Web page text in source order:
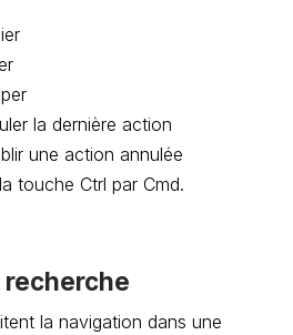
la dernière action
une action annulée
touche Ctrl par Cmd.
la navigation dans une